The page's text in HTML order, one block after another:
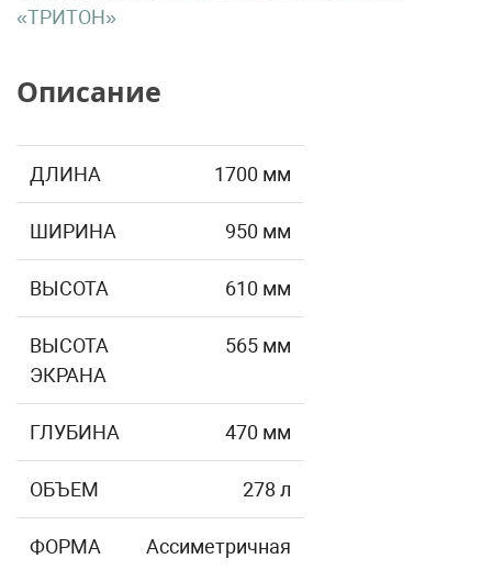
«ТРИТОН»
Описание
ДЛИНА 1700 мм
ШИРИНА 950 мм
ВЫСОТА 610 мм
ВЫСОТА
ЭКРАНА
565 мм
ГЛУБИНА 470 мм
ОБЪЕМ 278 л
ФОРМА Ассиметричная